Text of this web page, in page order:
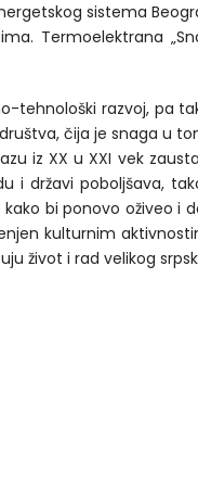
sistema
Termoelektrana
tehnološki razvoj, pa
čija je snaga u
iz XX u XXI vek
i državi poboljšava,
bi ponovo oživeo i
kulturnim
život i rad velikog